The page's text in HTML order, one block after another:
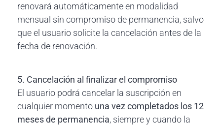
renovará automáticamente en modalidad
mensual sin compromiso de permanencia, salvo
que el usuario solicite la cancelación antes de la
fecha de renovación.
5. Cancelación al finalizar el compromiso
El usuario podrá cancelar la suscripción en
cualquier momento una vez completados los 12
meses de permanencia, siempre y cuando la